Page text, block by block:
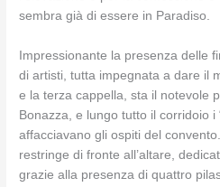
sembra già di essere in Paradiso.
Impressionante la presenza delle
di artisti, tutta impegnata a dare il
e la terza cappella, sta il notevole
Bonazza, e lungo tutto il corridoio i
affacciavano gli ospiti del
restringe di fronte all’altare,
grazie alla presenza di quattro